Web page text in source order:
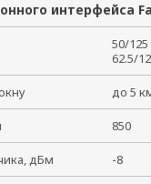
интерфейса
50/
62.5/
до 5
850
дБм -8